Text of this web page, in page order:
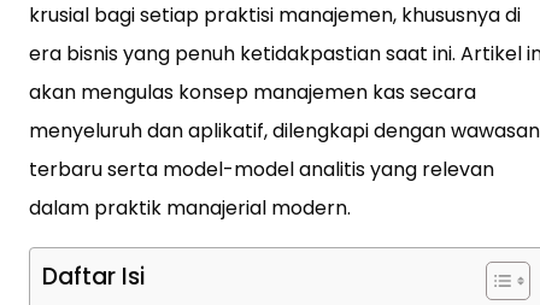
krusial bagi setiap praktisi manajemen, khususnya di
era bisnis yang penuh ketidakpastian saat ini. Artikel
akan mengulas konsep manajemen kas secara
menyeluruh dan aplikatif, dilengkapi dengan wawasan
terbaru serta model-model analitis yang relevan
dalam praktik manajerial modern.
Daftar Isi